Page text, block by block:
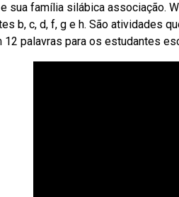
sua família silábica associação.
b, c, d, f, g e h. São atividades
12 palavras para os estudantes